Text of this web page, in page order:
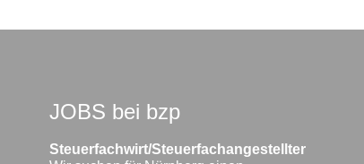
JOBS bei bzp
Steuerfachwirt/Steuerfachangestellter